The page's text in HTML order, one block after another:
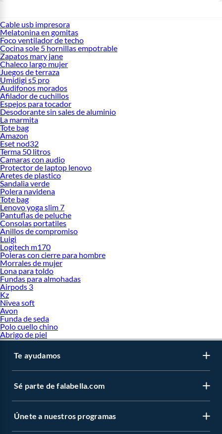
Cable usb impresora
Melatonina en gomitas
Foco ventilador de techo
Cocina sole 5 hornillas empotrable
Zapatos mary jane
Chaleco largo mujer
Juegos de terraza
Umidigi s5 pro
Audifonos morados
Afilador de cuchillos
Espejos para tocador
Desodorante sin sales de aluminio
La marmita
Tote bag
Amazon
Eset nod32
Terma 50 litros
Camaras con audio
Protector de laptop lenovo
Aretes de plastico
Sandalia verde
Polera navidena
Tote bag
Lenovo yoga slim 7
Pantuflas de peluche
Consolas portatiles
Anillos de compromiso
Luigi
Logitech m170
Poleras con cierre para hombre
Morrales de mujer
Lona para toldo
Fundas para almohadas
Airpods 3
Kz
Nivea soft
Avon
Funda de seda
Polo cuello chino
Abrigo de piel
Te ayudamos
Sé parte de falabella.com
Únete a nuestros programas